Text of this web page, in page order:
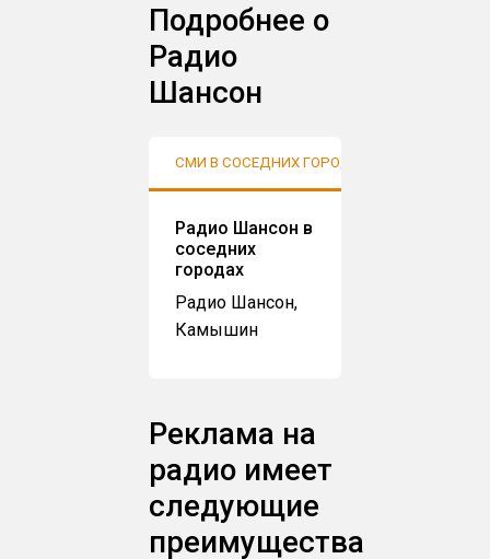
Подробнее о
Радио
Шансон
СМИ В СОСЕДНИХ ГОРОДАХ
Радио Шансон в
соседних
городах
Радио Шансон,
Камышин
Реклама на
радио имеет
следующие
преимущества